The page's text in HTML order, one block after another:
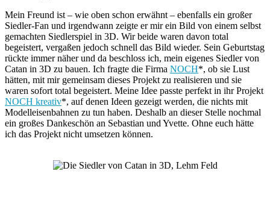
Mein Freund ist – wie oben schon erwähnt – ebenfalls ein großer
Siedler-Fan und irgendwann zeigte er mir ein Bild von einem selbst
gemachten Siedlerspiel in 3D. Wir beide waren davon total
begeistert, vergaßen jedoch schnell das Bild wieder. Sein Geburtstag
rückte immer näher und da beschloss ich, mein eigenes Siedler von
Catan in 3D zu bauen. Ich fragte die Firma NOCH*, ob sie Lust
hätten, mit mir gemeinsam dieses Projekt zu realisieren und sie
waren sofort total begeistert. Meine Idee passte perfekt in ihr Projekt
NOCH kreativ*, auf denen Ideen gezeigt werden, die nichts mit
Modelleisenbahnen zu tun haben. Deshalb an dieser Stelle nochmal
ein großes Dankeschön an Sebastian und Yvette. Ohne euch hätte
ich das Projekt nicht umsetzen können.